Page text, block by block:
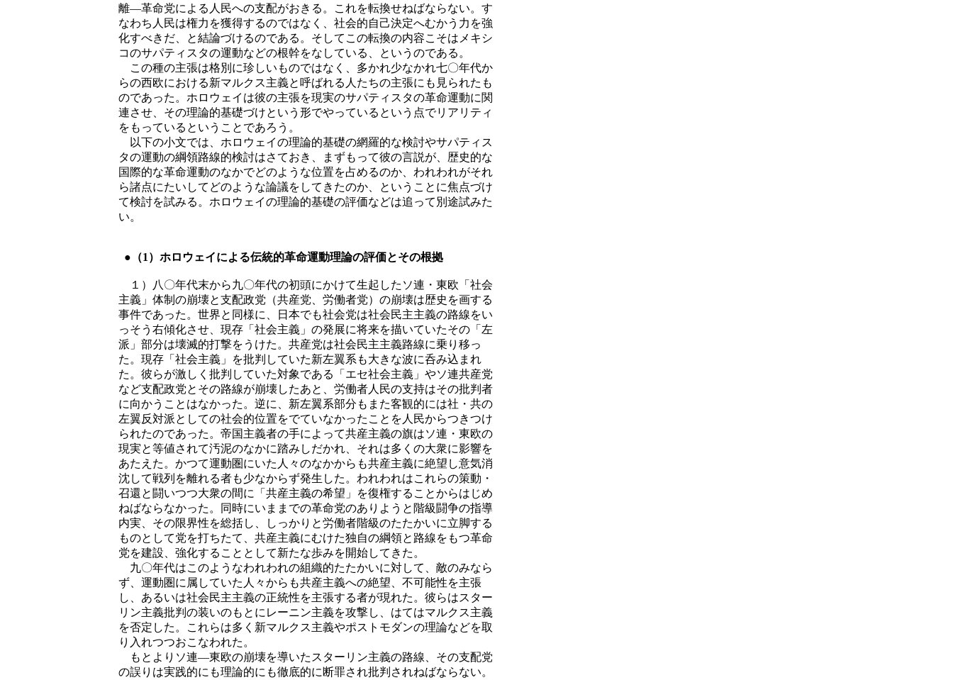
離―革命党による人民への支配がおきる。これを転換せねばならない。す
なわち人民は権力を獲得するのではなく、社会的自己決定へむかう力を強
化すべきだ、と結論づけるのである。そしてこの転換の内容こそはメキシ
コのサパティスタの運動などの根幹をなしている、というのである。
この種の主張は格別に珍しいものではなく、多かれ少なかれ七〇年代か
らの西欧における新マルクス主義と呼ばれる人たちの主張にも見られたも
のであった。ホロウェイは彼の主張を現実のサパティスタの革命運動に関
連させ、その理論的基礎づけという形でやっているという点でリアリティ
をもっているということであろう。
以下の小文では、ホロウェイの理論的基礎の網羅的な検討やサパティス
タの運動の綱領路線的検討はさておき、まずもって彼の言説が、歴史的な
国際的な革命運動のなかでどのような位置を占めるのか、われわれがそれ
ら諸点にたいしてどのような論議をしてきたのか、ということに焦点づけ
て検討を試みる。ホロウェイの理論的基礎の評価などは追って別途試みた
い。
●（1）ホロウェイによる伝統的革命運動理論の評価とその根拠
１）八〇年代末から九〇年代の初頭にかけて生起したソ連・東欧「社会
主義」体制の崩壊と支配政党（共産党、労働者党）の崩壊は歴史を画する
事件であった。世界と同様に、日本でも社会党は社会民主主義の路線をい
っそう右傾化させ、現存「社会主義」の発展に将来を描いていたその「左
派」部分は壊滅的打撃をうけた。共産党は社会民主主義路線に乗り移っ
た。現存「社会主義」を批判していた新左翼系も大きな波に呑み込まれ
た。彼らが激しく批判していた対象である「エセ社会主義」やソ連共産党
など支配政党とその路線が崩壊したあと、労働者人民の支持はその批判者
に向かうことはなかった。逆に、新左翼系部分もまた客観的には社・共の
左翼反対派としての社会的位置をでていなかったことを人民からつきつけ
られたのであった。帝国主義者の手によって共産主義の旗はソ連・東欧の
現実と等値されて汚泥のなかに踏みしだかれ、それは多くの大衆に影響を
あたえた。かつて運動圏にいた人々のなかからも共産主義に絶望し意気消
沈して戦列を離れる者も少なからず発生した。われわれはこれらの策動・
召還と闘いつつ大衆の間に「共産主義の希望」を復権することからはじめ
ねばならなかった。同時にいままでの革命党のありようと階級闘争の指導
内実、その限界性を総括し、しっかりと労働者階級のたたかいに立脚する
ものとして党を打ちたて、共産主義にむけた独自の綱領と路線をもつ革命
党を建設、強化することとして新たな歩みを開始してきた。
九〇年代はこのようなわれわれの組織的たたかいに対して、敵のみなら
ず、運動圏に属していた人々からも共産主義への絶望、不可能性を主張
し、あるいは社会民主主義の正統性を主張する者が現れた。彼らはスター
リン主義批判の装いのもとにレーニン主義を攻撃し、はてはマルクス主義
を否定した。これらは多く新マルクス主義やポストモダンの理論などを取
り入れつつおこなわれた。
もとよりソ連―東欧の崩壊を導いたスターリン主義の路線、その支配党
の誤りは実践的にも理論的にも徹底的に断罪され批判されねばならない。